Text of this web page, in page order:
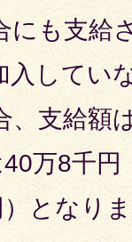
にも支給
入してい
、支給額
万8千円
となり